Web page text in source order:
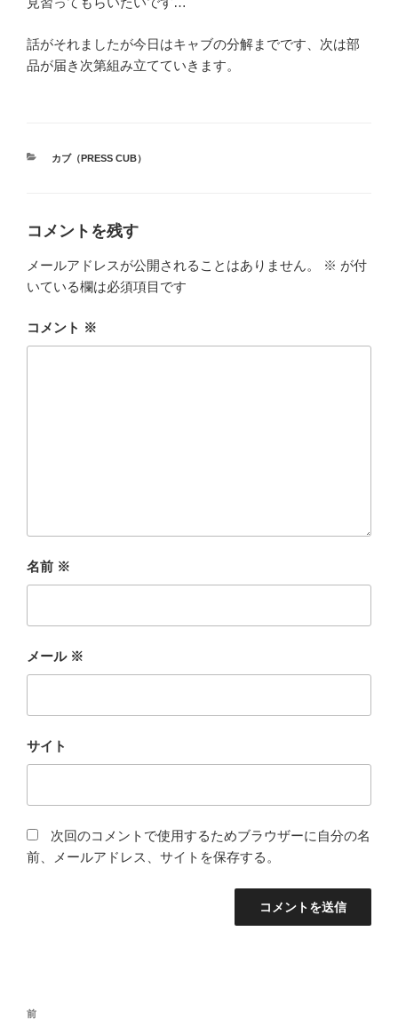
話がそれましたが今日はキャブの分解までです、次は部
品が届き次第組み立てていきます。
カ
カブ（PRESS CUB）
コメントを残す
メールアドレスが公開されることはありません。 ※ が付
いている欄は必須項目です
コメント ※
名前 ※
メール ※
サイト
次回のコメントで使用するためブラウザーに自分の名
前、メールアドレス、サイトを保存する。
投
前
前